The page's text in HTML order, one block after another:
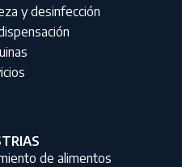
y desinfección
de alimentos